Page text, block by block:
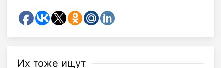
Их тоже ищут